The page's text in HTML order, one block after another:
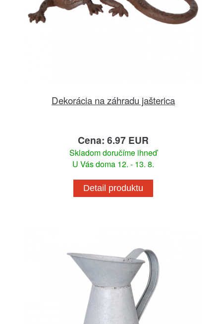
Dekorácia na záhradu jašterica
Cena: 6.97 EUR
Skladom doručíme ihneď
U Vás doma 12. - 13. 8.
Detail produktu